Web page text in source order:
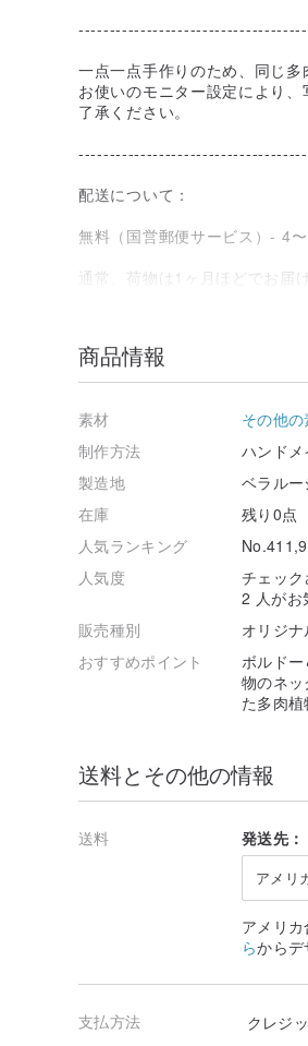
一点一点手作りのため、同じ多
お使いのモニター設定により
了承ください。
配送について：
無料（国営郵便サービス）- 4〜
通常、荷物は1ヶ月ほどでお届
況については、当方では影響
ご不明な点がございましたら、
商品情報
素材
その他
制作方法
ハンドメ
製造地
ベラルー
在庫
残り0点
人気ランキング
人気度
チェッ
2 人がお
販売種別
オリジ
おすすめポイント
ボルド
物のネッ
た多肉
送料とその他の情報
送料 発送先：
アメリ
アメリ
らからデ
支払方法
クレジ